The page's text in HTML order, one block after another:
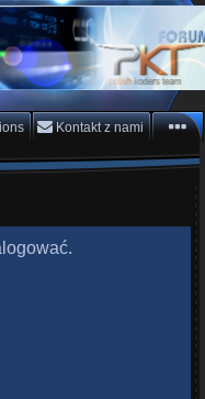
Kontakt z nami